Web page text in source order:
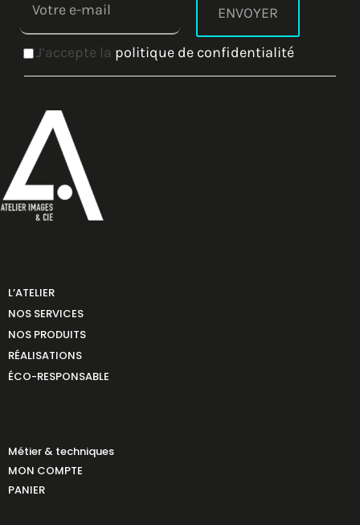
J’accepte la politique de confidentialité
L’ATELIER
NOS SERVICES
NOS PRODUITS
RÉALISATIONS
ÉCO-RESPONSABLE
Métier & techniques
MON COMPTE
PANIER